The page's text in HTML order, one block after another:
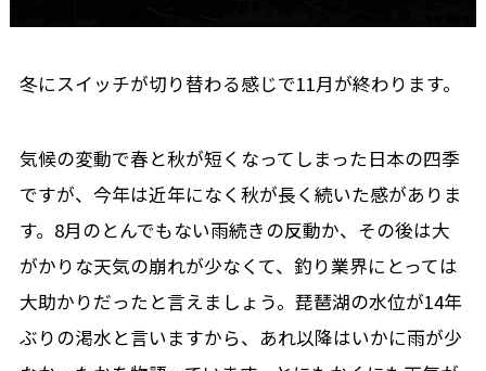
冬にスイッチが切り替わる感じで11月が終わります。
気候の変動で春と秋が短くなってしまった日本の四季
ですが、今年は近年になく秋が長く続いた感がありま
す。8月のとんでもない雨続きの反動か、その後は大
がかりな天気の崩れが少なくて、釣り業界にとっては
大助かりだったと言えましょう。琵琶湖の水位が14年
ぶりの渇水と言いますから、あれ以降はいかに雨が少